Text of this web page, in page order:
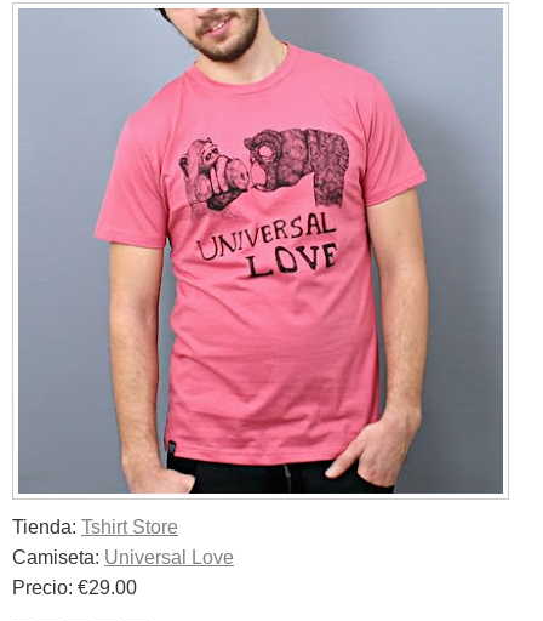
Tienda: Tshirt Store
Camiseta: Universal Love
Precio: €29.00